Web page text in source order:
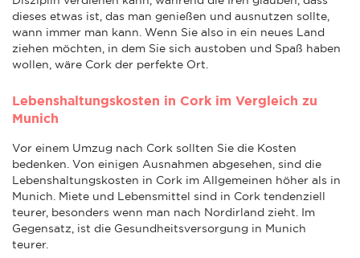
dieses etwas ist, das man genießen und ausnutzen sollte,
wann immer man kann. Wenn Sie also in ein neues Land
ziehen möchten, in dem Sie sich austoben und Spaß haben
wollen, wäre Cork der perfekte Ort.
Lebenshaltungskosten in Cork im Vergleich zu
Munich
Vor einem Umzug nach Cork sollten Sie die Kosten
bedenken. Von einigen Ausnahmen abgesehen, sind die
Lebenshaltungskosten in Cork im Allgemeinen höher als in
Munich. Miete und Lebensmittel sind in Cork tendenziell
teurer, besonders wenn man nach Nordirland zieht. Im
Gegensatz, ist die Gesundheitsversorgung in Munich
teurer.